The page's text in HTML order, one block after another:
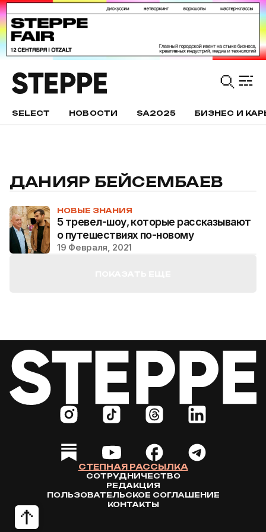
SELECT НОВОСТИ SA2025 БИЗНЕС И
ДАНИЯР БЕЙСЕМБАЕВ
НОВЫЕ ЗНАНИЯ
5 тревел-шоу, которые рассказывают
о путешествиях по-новому
19 Февраля, 2021
СТЕПНАЯ РАССЫЛКА
СОТРУДНИЧЕСТВО
РЕДАКЦИЯ
ПОЛЬЗОВАТЕЛЬСКОЕ СОГЛАШЕНИЕ
КОНТАКТЫ